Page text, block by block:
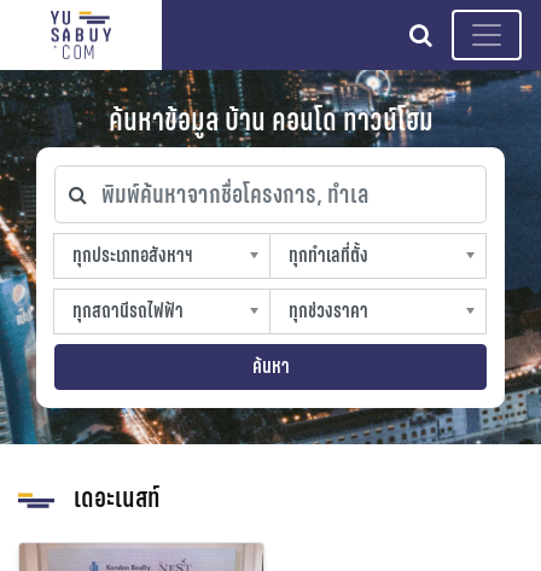
search
ค้นหาข้อมูล บ้าน คอนโด ทาวน์โฮม
พิมพ์ค้นหาจากชื่อโครงการ, ทำเล
ทุกประเภทอสังหาฯ
ทุกประเภทอสังหาฯ
sproperty
ทุกทำเลที่ตั้ง
ทุกทำเลที่ตั้ง
slocation
ทุกสถานีรถไฟฟ้า
ทุกสถานีรถไฟฟ้า
strain-station
ทุกช่วงราคา
ทุกช่วงราคา
sprice
ค้นหา
เดอะเนสท์